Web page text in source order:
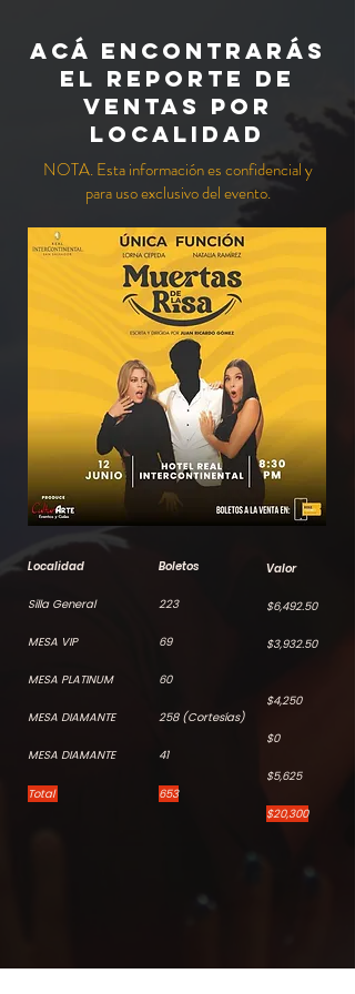
acá encontrarás
el reporte de
ventas por
localidad
NOTA. Esta información es confidencial y
para uso exclusivo del evento.
Localidad
Silla General
MESA VIP
MESA PLATINUM
MESA DIAMANTE
MESA DIAMANTE
Total
Boletos
223
69
60
258 (Cortesías)
41
653
Valor
$6,492.50
$3,932.50
$4,250
$0
$5,625
$20,300